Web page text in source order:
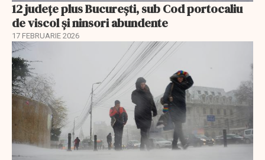
12 județe plus București, sub Cod portocaliu
de viscol și ninsori abundente
17 FEBRUARIE 2026